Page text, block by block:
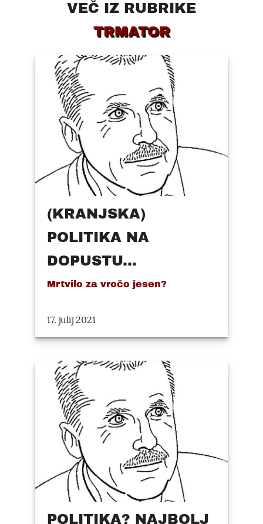
VEČ IZ RUBRIKE
TRMATOR
(KRANJSKA)
POLITIKA NA
DOPUSTU...
Mrtvilo za vročo jesen?
17. julij 2021
POLITIKA? NAJBOLJ